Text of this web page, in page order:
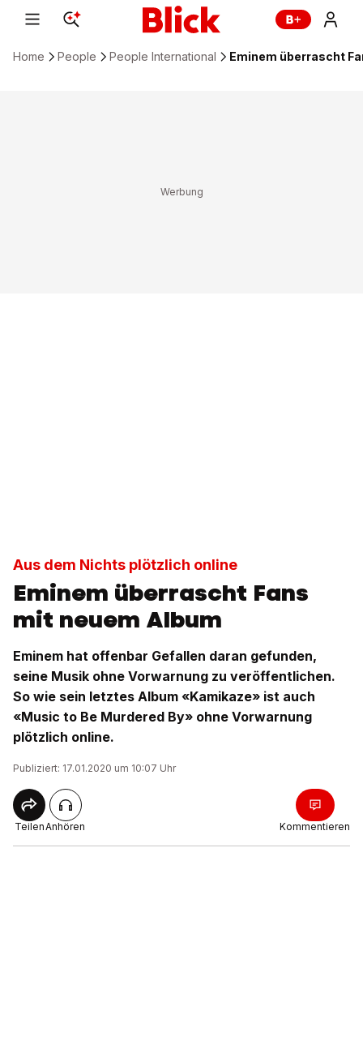
Home People People International Eminem überrascht
Aus dem Nichts plötzlich online
Eminem überrascht Fans
mit neuem Album
Eminem hat offenbar Gefallen daran gefunden,
seine Musik ohne Vorwarnung zu veröffentlichen.
So wie sein letztes Album «Kamikaze» ist auch
«Music to Be Murdered By» ohne Vorwarnung
plötzlich online.
Publiziert: 17.01.2020 um 10:07 Uhr
TeilenAnhören Kommentieren